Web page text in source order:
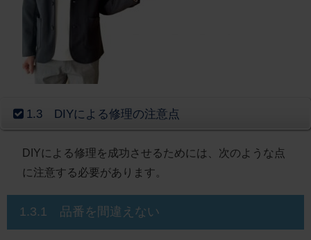
1.3 DIYによる修理の注意点
DIYによる修理を成功させるためには、次のような点
に注意する必要があります。
1.3.1 品番を間違えない